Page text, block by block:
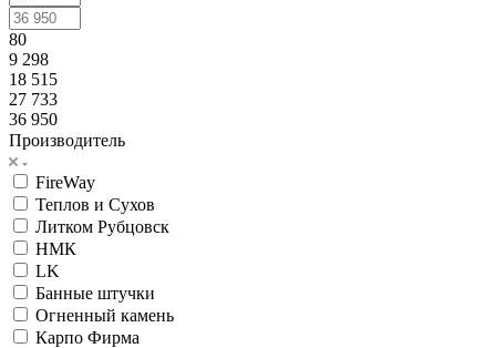
80
9 298
18 515
27 733
36 950
Производитель
FireWay
Теплов и Сухов
Литком Рубцовск
НМК
LK
Банные штучки
Огненный камень
Карпо Фирма